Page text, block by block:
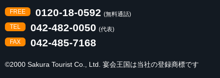
FREE 0120-18-0592 (無料通話)
TEL
042-482-0050 (代表)
FAX
042-485-7168
©2000 Sakura Tourist Co., Ltd. 宴会王国は当社の登録商標です